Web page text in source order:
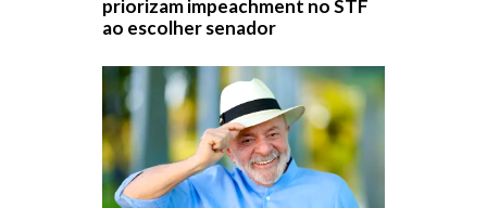
priorizam impeachment no STF
ao escolher senador